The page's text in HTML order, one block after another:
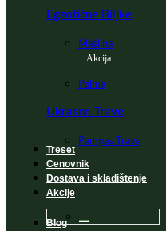
Egzotične Biljke
Maslina
Akcija
Palma
Ukrasne Trave
Pampas Trava
Treset
Cenovnik
Dostava i skladištenje
Akcije
Blog